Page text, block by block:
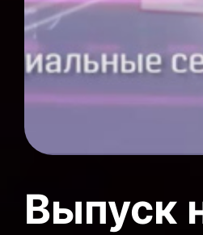
Выпуск